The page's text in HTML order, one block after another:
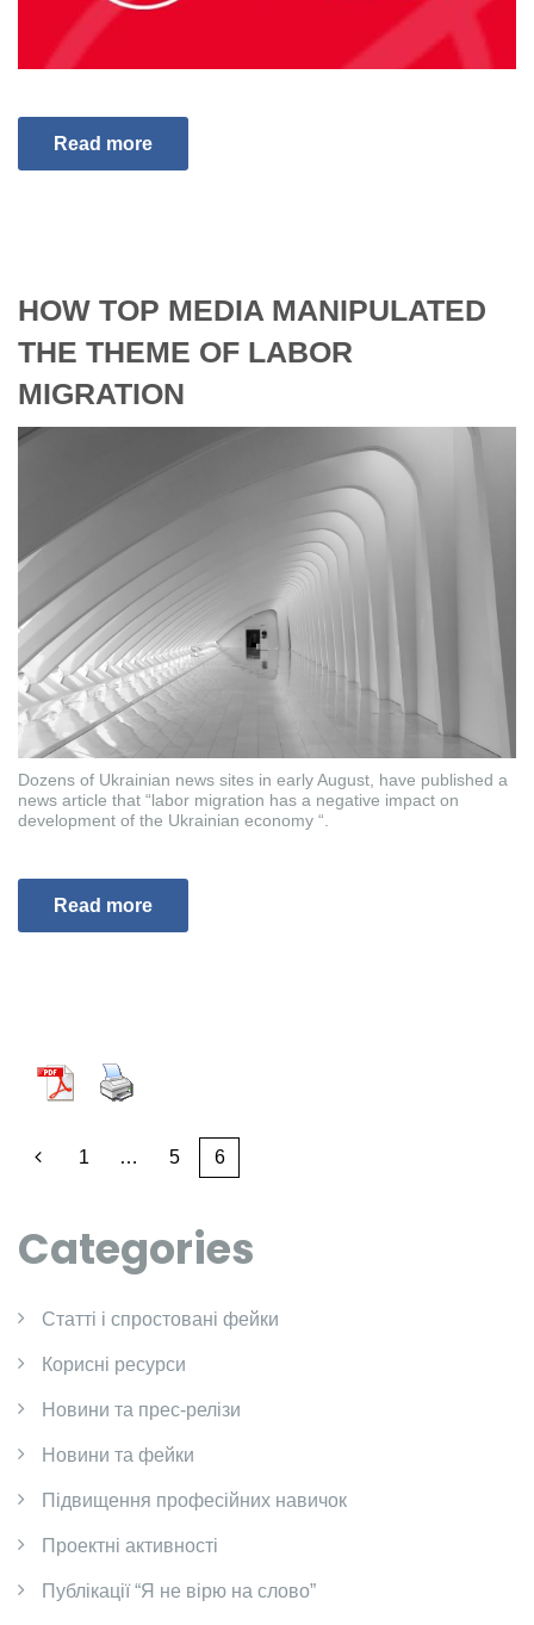
Read more
HOW TOP MEDIA MANIPULATED
THE THEME OF LABOR
MIGRATION
Dozens of Ukrainian news sites in early August, have published a
news article that “labor migration has a negative impact on
development of the Ukrainian economy “.
Read more
1 … 5 6
Categories
Cтатті і спростовані фейки
Корисні ресурси
Новини та прес-релізи
Новини та фейки
Підвищення професійних навичок
Проектні активності
Публікації “Я не вірю на слово”